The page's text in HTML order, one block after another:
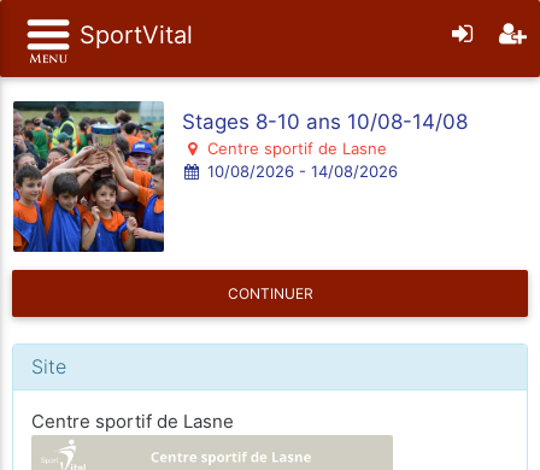
SportVital
Stages 8-10 ans 10/08-14/08
Centre sportif de Lasne
10/08/2026 - 14/08/2026
CONTINUER
Site
Centre sportif de Lasne